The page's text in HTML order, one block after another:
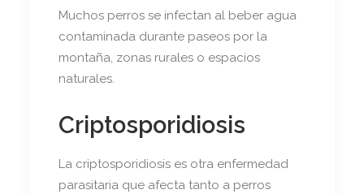
Muchos perros se infectan al beber agua
contaminada durante paseos por la
montaña, zonas rurales o espacios
naturales.
Criptosporidiosis
La criptosporidiosis es otra enfermedad
parasitaria que afecta tanto a perros